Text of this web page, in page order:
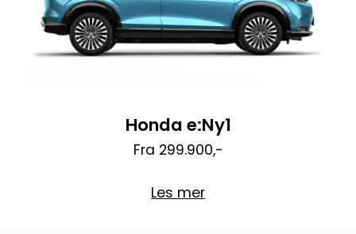
Honda e:Ny1
Fra 299.900,-
Les mer